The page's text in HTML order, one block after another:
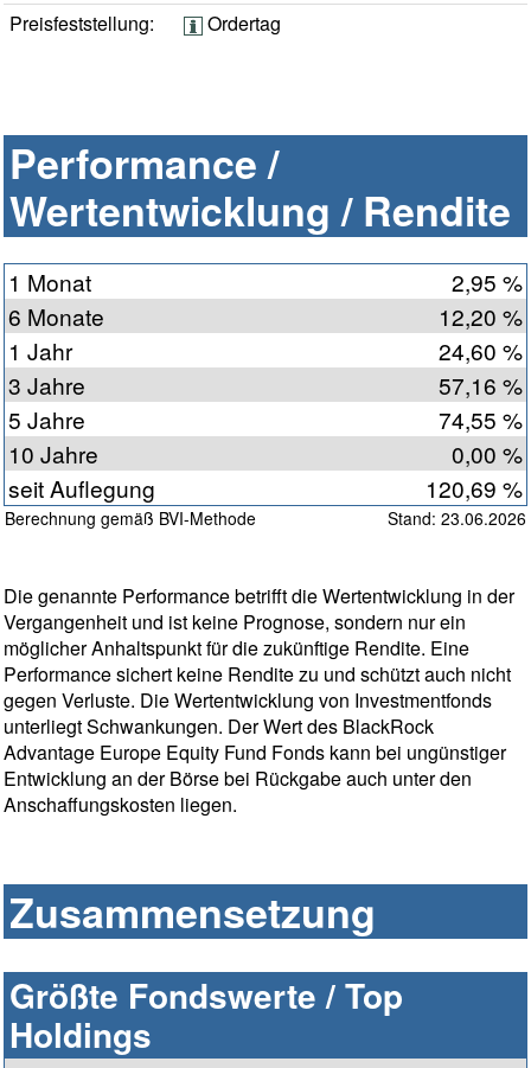
Preisfeststellung:
Ordertag
Performance /
Wertentwicklung / Rendite
1 Monat
2,95 %
6 Monate
12,20 %
1 Jahr
24,60 %
3 Jahre
57,16 %
5 Jahre
74,55 %
10 Jahre
0,00 %
seit Auflegung
120,69 %
Berechnung gemäß BVI-Methode Stand: 23.06.2026
Die genannte Performance betrifft die Wertentwicklung in der
Vergangenheit und ist keine Prognose, sondern nur ein
möglicher Anhaltspunkt für die zukünftige Rendite. Eine
Performance sichert keine Rendite zu und schützt auch nicht
gegen Verluste. Die Wertentwicklung von Investmentfonds
unterliegt Schwankungen. Der Wert des BlackRock
Advantage Europe Equity Fund Fonds kann bei ungünstiger
Entwicklung an der Börse bei Rückgabe auch unter den
Anschaffungskosten liegen.
Zusammensetzung
Größte Fondswerte / Top
Holdings